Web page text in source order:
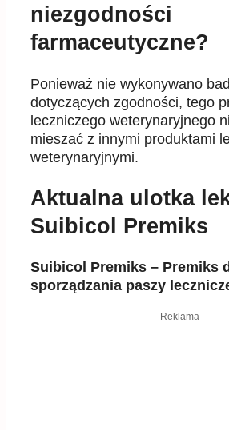
niezgodności
farmaceutyczne?
Ponieważ nie wykonywano
dotyczących zgodności, tego
leczniczego weterynaryjnego
mieszać z innymi produktami
weterynaryjnymi.
Aktualna ulotka
Suibicol Premiks
Suibicol Premiks – Premiks
sporządzania paszy
Reklama